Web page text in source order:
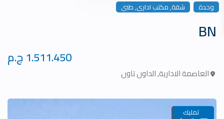
وحدة شقة,مكتب ادارى,طبى
BN
العاصمة الادارية,الداون تاون
تمليك